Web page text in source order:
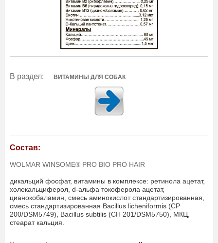
В раздел: ВИТАМИНЫ ДЛЯ СОБАК
Состав:
WOLMAR WINSOME® PRO BIO PRO HAIR
дикальций фосфат, витамины в комплексе: ретинола ацетат,
холекальциферол, d-альфа токоферола ацетат,
цианокобаламин, смесь аминокислот стандартизированная,
смесь стандартизированная Bacillus licheniformis (СР
200/DSM5749), Bacillus subtilis (CH 201/DSM5750), МКЦ,
стеарат кальция.